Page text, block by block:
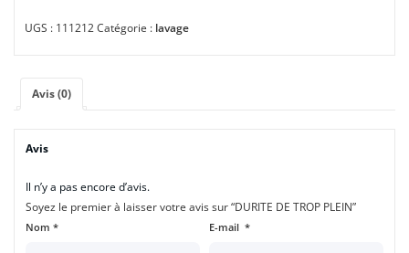
UGS : 111212Catégorie : lavage
Avis (0)
Avis
Il n’y a pas encore d’avis.
Soyez le premier à laisser votre avis sur “DURITE DE TROP PLEIN”
Nom * E-mail *